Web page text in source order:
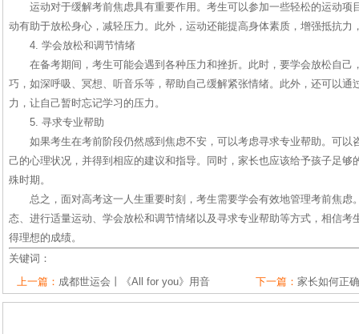
运动对于缓解考前焦虑具有重要作用。考生可以参加一些轻松的运动项
动有助于放松身心，减轻压力。此外，运动还能提高身体素质，增强抵抗力
4. 学会放松和调节情绪
在备考期间，考生可能会遇到各种压力和挫折。此时，要学会放松自己
巧，如深呼吸、冥想、听音乐等，帮助自己缓解紧张情绪。此外，还可以通
力，让自己暂时忘记学习的压力。
5. 寻求专业帮助
如果考生在考前阶段仍然感到焦虑不安，可以考虑寻求专业帮助。可以
己的心理状况，并得到相应的建议和指导。同时，家长也应该给予孩子足够
殊时期。
总之，面对高考这一人生重要时刻，考生需要学会有效地管理考前焦虑
态、进行适量运动、学会放松和调节情绪以及寻求专业帮助等方式，相信考
得理想的成绩。
关键词：
上一篇： 成都世运会丨《All for you》用音 下一篇： 家长如何正